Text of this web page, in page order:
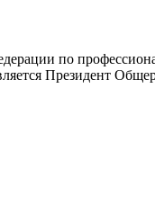
по
Президент